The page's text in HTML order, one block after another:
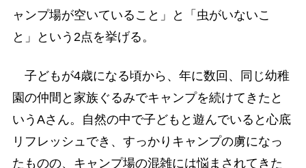
ャンプ場が空いていること」と「虫がいないこ
と」という2点を挙げる。
子どもが4歳になる頃から、年に数回、同じ幼稚
園の仲間と家族ぐるみでキャンプを続けてきたと
いうAさん。自然の中で子どもと遊んでいると心底
リフレッシュでき、すっかりキャンプの虜になっ
たものの、キャンプ場の混雑には悩まされてきた